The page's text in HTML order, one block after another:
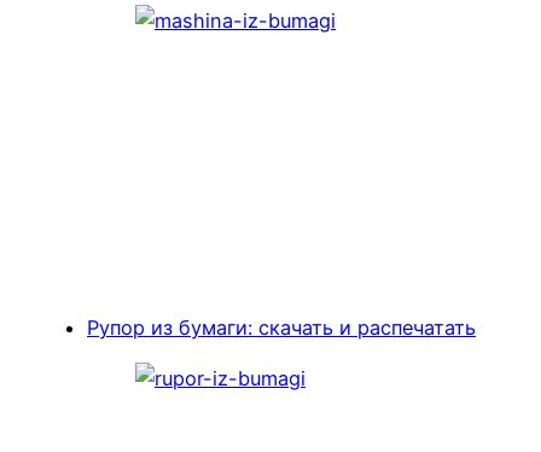
Рупор из бумаги: скачать и распечатать